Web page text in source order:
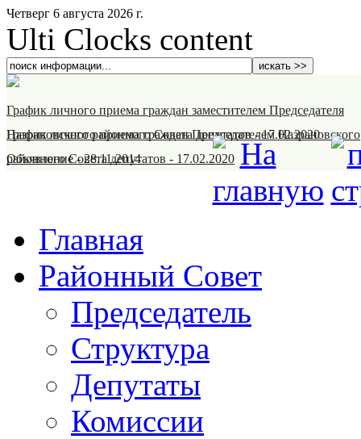
Четверг 6 августа 2026 г.
Ulti Clocks content
График личного приема граждан заместителем Председателя
Назрановского районного Совета депутатов-17.02.2020
График личного приема граждан Председателем Назрановского
районного Совета депутатов - 17.02.2020
Объявление-28.11.2014
Главная
Районный Совет
Председатель
Структура
Депутаты
Комиссии